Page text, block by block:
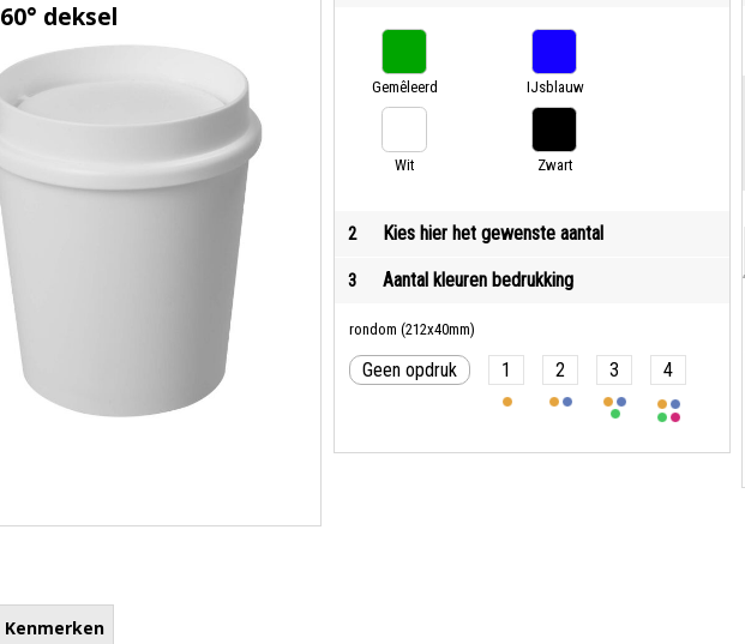
Gemêleerd
Groen
IJsblauw
Wit Zwart
2 Kies hier het gewenste aantal
3 Aantal kleuren bedrukking
rondom (212x40mm)
Geen opdruk 1 2 3 4
deksel
Kenmerken